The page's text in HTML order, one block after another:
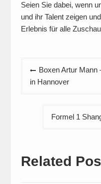
Seien Sie dabei, wenn
und ihr Talent zeigen
Erlebnis für alle
Boxen Artur Mann
in Hannover
Formel 1
Related